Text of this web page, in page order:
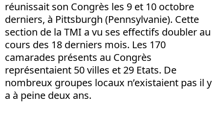
réunissait son Congrès les 9 et 10 octobre
derniers, à Pittsburgh (Pennsylvanie). Cette
section de la TMI a vu ses effectifs doubler au
cours des 18 derniers mois. Les 170
camarades présents au Congrès
représentaient 50 villes et 29 Etats. De
nombreux groupes locaux n’existaient pas il y
a à peine deux ans.